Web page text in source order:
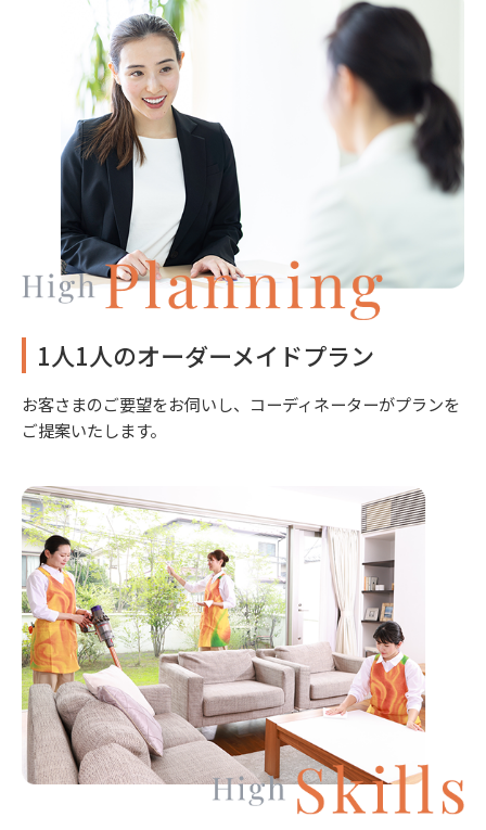
1人1人のオーダーメイドプラン
お客さまのご要望をお伺いし、コーディネーターがプランを
ご提案いたします。